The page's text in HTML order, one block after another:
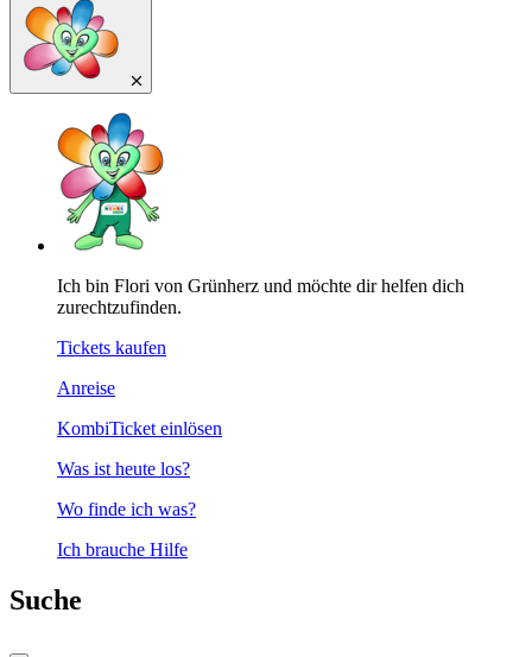
Ich bin Flori von Grünherz und möchte dir helfen dich
zurechtzufinden.
Tickets kaufen
Anreise
KombiTicket einlösen
Was ist heute los?
Wo finde ich was?
Ich brauche Hilfe
Suche